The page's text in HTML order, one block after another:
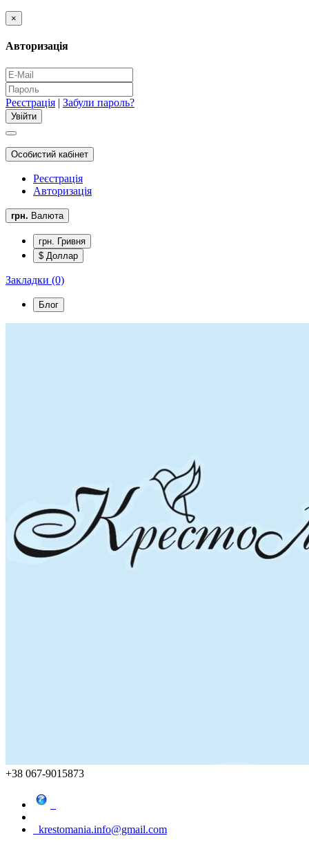
×
Авторизація
Реєстрація | Забули пароль?
Особистий кабінет
Реєстрація
Авторизація
грн. Валюта
грн. Гривня
$ Доллар
Закладки (0)
Блог
+38 067-9015873
krestomania.info@gmail.com